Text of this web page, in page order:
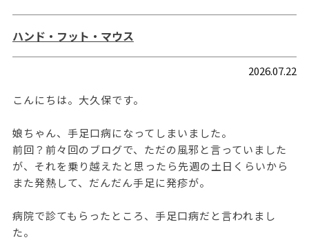
ハンド・フット・マウス
2026.07.22
こんにちは。大久保です。
娘ちゃん、手足口病になってしまいました。
前回？前々回のブログで、ただの風邪と言っていました
が、それを乗り越えたと思ったら先週の土日くらいから
また発熱して、だんだん手足に発疹が。
病院で診てもらったところ、手足口病だと言われまし
た。